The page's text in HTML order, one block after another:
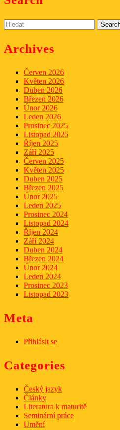
Search
for:
Archives
Červen 2026
Květen 2026
Duben 2026
Březen 2026
Únor 2026
Leden 2026
Prosinec 2025
Listopad 2025
Říjen 2025
Září 2025
Červen 2025
Květen 2025
Duben 2025
Březen 2025
Únor 2025
Leden 2025
Prosinec 2024
Listopad 2024
Říjen 2024
Září 2024
Duben 2024
Březen 2024
Únor 2024
Leden 2024
Prosinec 2023
Listopad 2023
Meta
Přihlásit se
Categories
Český jazyk
Články
Literatura k maturitě
Seminární práce
Umění